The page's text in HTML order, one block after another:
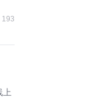
193
上